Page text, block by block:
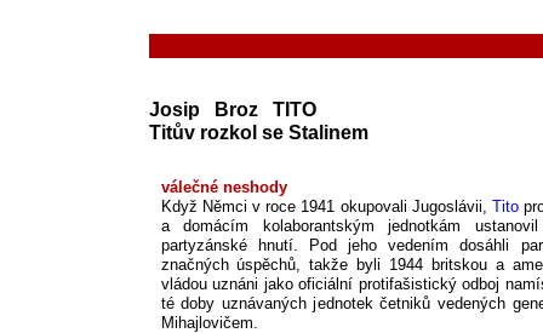
Josip Broz TITO
Titův rozkol se Stalinem
válečné neshody
Když Němci v roce 1941 okupovali Jugoslávii,Tito
a domácím kolaborantským jednotkám
partyzánské hnutí. Pod jeho vedením dosáhli
značných úspěchů, takže byli 1944 britskou a
vládou uznáni jako oficiální protifašistický odboj
té doby uznávaných jednotek četniků vedených
Mihajlovičem.